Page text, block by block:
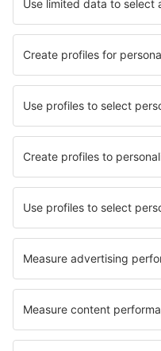
Hotels in Banyuwangi
Beste hotels - steden
Hotels in Lorraine
Hotels in Palaiochóra
Hotels Chiojdu Hotels
Hotels in Strongsville
Beste hotels - regio's
Hotels op Bali Hotels